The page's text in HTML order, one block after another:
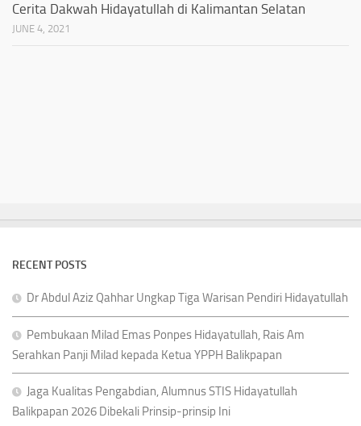
Cerita Dakwah Hidayatullah di Kalimantan Selatan
JUNE 4, 2021
RECENT POSTS
Dr Abdul Aziz Qahhar Ungkap Tiga Warisan Pendiri Hidayatullah
Pembukaan Milad Emas Ponpes Hidayatullah, Rais Am
Serahkan Panji Milad kepada Ketua YPPH Balikpapan
Jaga Kualitas Pengabdian, Alumnus STIS Hidayatullah
Balikpapan 2026 Dibekali Prinsip-prinsip Ini